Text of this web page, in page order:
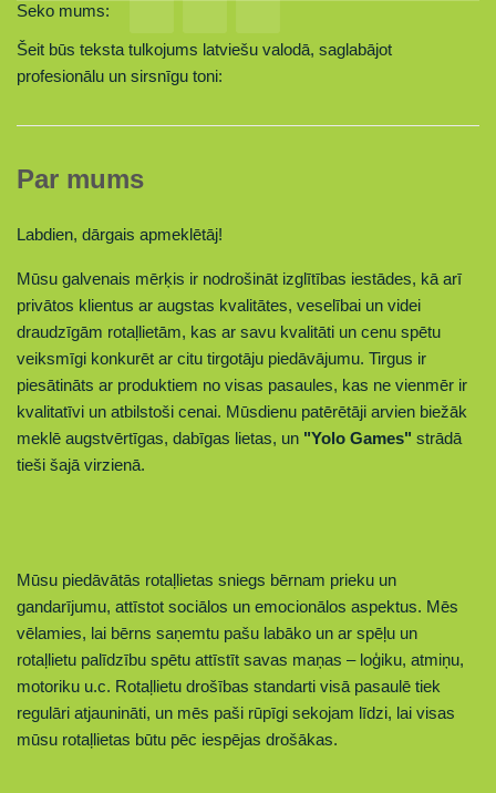
Seko mums:
Šeit būs teksta tulkojums latviešu valodā, saglabājot
profesionālu un sirsnīgu toni:
Par mums
Labdien, dārgais apmeklētāj!
Mūsu galvenais mērķis ir nodrošināt izglītības iestādes, kā arī
privātos klientus ar augstas kvalitātes, veselībai un videi
draudzīgām rotaļlietām, kas ar savu kvalitāti un cenu spētu
veiksmīgi konkurēt ar citu tirgotāju piedāvājumu. Tirgus ir
piesātināts ar produktiem no visas pasaules, kas ne vienmēr ir
kvalitatīvi un atbilstoši cenai. Mūsdienu patērētāji arvien biežāk
meklē augstvērtīgas, dabīgas lietas, un "Yolo Games" strādā
tieši šajā virzienā.
Mūsu piedāvātās rotaļlietas sniegs bērnam prieku un
gandarījumu, attīstot sociālos un emocionālos aspektus. Mēs
vēlamies, lai bērns saņemtu pašu labāko un ar spēļu un
rotaļlietu palīdzību spētu attīstīt savas maņas – loģiku, atmiņu,
motoriku u.c. Rotaļlietu drošības standarti visā pasaulē tiek
regulāri atjaunināti, un mēs paši rūpīgi sekojam līdzi, lai visas
mūsu rotaļlietas būtu pēc iespējas drošākas.